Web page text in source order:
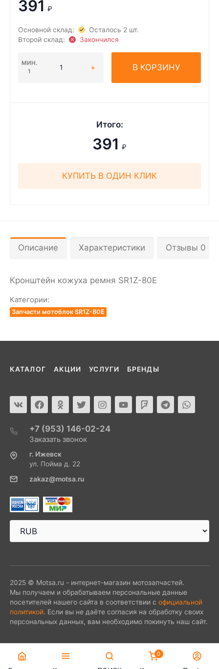
391 ₽
Основной склад:
Осталось 2 шт.
Второй склад:
Закончился
МИН.
1
В КОРЗИНУ
Итого:
391 ₽
КУПИТЬ В ОДИН КЛИК
Описание Характеристики Отзывы 0
Кронштейн кожуха ремня SR1Z-80Е
Категории:
Запчасти мотоблок SR1Z-80E
КАТАЛОГ АКЦИИ УСЛУГИ БРЕНДЫ
+7 (953) 146-02-24
Заказать звонок
г. Ижевск
ул. Пойма д. 22
zakaz@motsa.ru
2025 © Motsa.ru - интернет-магазин мотозапчастей.
Мы получаем и обрабатываем персональные данные
посетителей нашего сайта в соответствии с официальной
политикой. Если вы не даёте согласия на обработку своих
персональных данных, вам необходимо покинуть наш сайт.
0